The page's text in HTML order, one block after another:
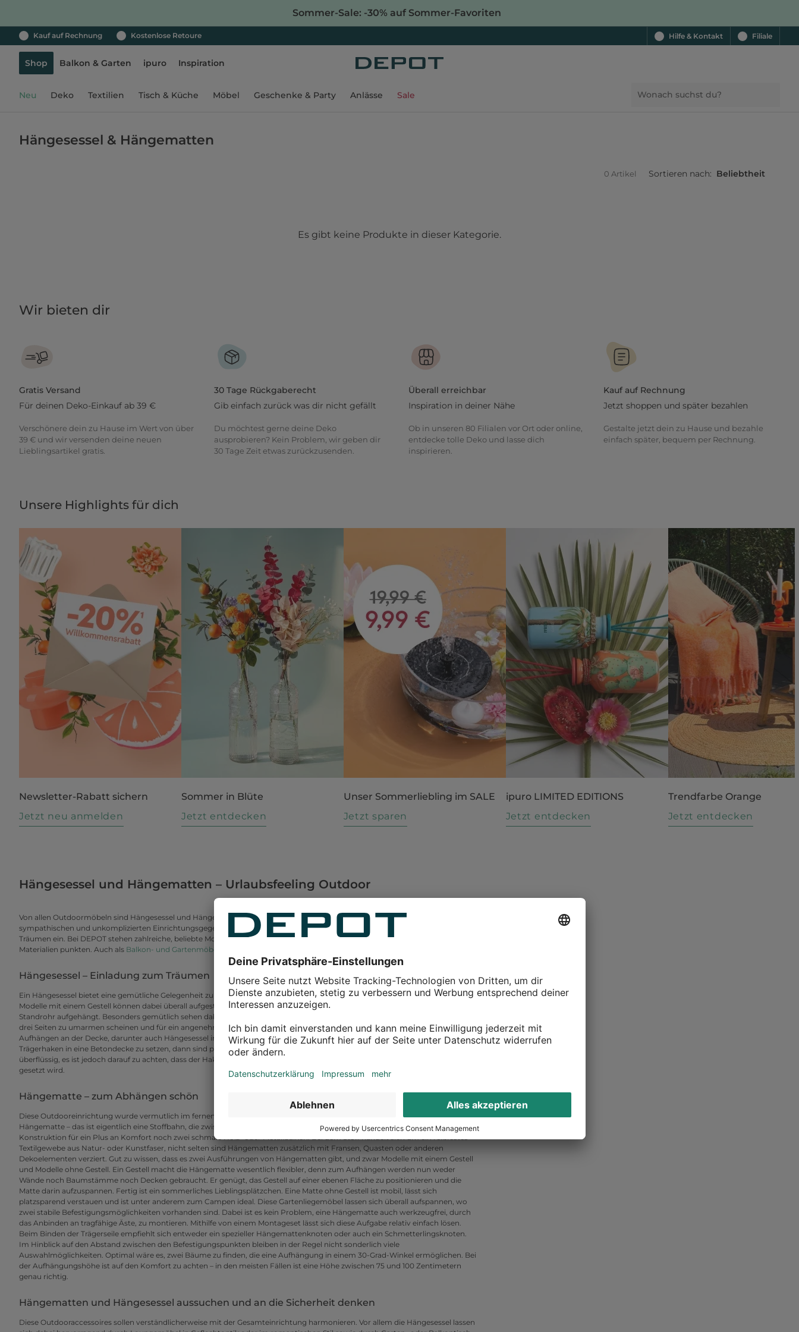
Sommer-Sale: -30% auf Sommer-Favoriten
Kauf auf Rechnung Kostenlose Retoure Hilfe & Kontakt Filiale
Shop Balkon & Garten ipuro Inspiration
Neu Deko Textilien Tisch & Küche Möbel Geschenke & Party Anlässe Sale
Hängesessel & Hängematten
0 Artikel Sortieren nach: Beliebtheit
Es gibt keine Produkte in dieser Kategorie.
Wir bieten dir
Gratis Versand
Für deinen Deko-Einkauf ab 39 €
Verschönere dein zu Hause im Wert von über
39 € und wir versenden deine neuen
Lieblingsartikel gratis.
30 Tage Rückgaberecht
Gib einfach zurück was dir nicht gefällt
Du möchtest gerne deine Deko
ausprobieren? Kein Problem, wir geben dir
30 Tage Zeit etwas zurückzusenden.
Überall erreichbar
Inspiration in deiner Nähe
Ob in unseren 80 Filialen vor Ort oder online,
entdecke tolle Deko und lasse dich
inspirieren.
Kauf auf Rechnung
Jetzt shoppen und später bezahlen
Gestalte jetzt dein zu Hause und bezahle
einfach später, bequem per Rechnung.
Unsere Highlights für dich
Newsletter-Rabatt sichern
Jetzt neu anmelden
Sommer in Blüte
Jetzt entdecken
Unser Sommerliebling im SALE
Jetzt sparen
ipuro LIMITED EDITIONS
Jetzt entdecken
Trendfarbe Orange
Jetzt entdecken
Hängesessel und Hängematten – Urlaubsfeeling Outdoor
Von allen Outdoormöbeln sind Hängesessel und Hängematten wohl die gemütlichsten und außerdem absolute Klassiker. Diese
sympathischen und unkomplizierten Einrichtungsgegenstände verbreiten eine romantisch-lockere Atmosphäre und laden zum
Träumen ein. Bei DEPOT stehen zahlreiche, beliebte Modelle zur Auswahl, die mit ihrer effektvollen Optik und hochwertigen
Materialien punkten. Auch als Balkon- und Gartenmöbel
Hängesessel – Einladung zum Träumen
Ein Hängesessel bietet eine gemütliche Gelegenheit zum Schmökern und Nachdenken, zum Träumen und Musikhören an. Die
Modelle mit einem Gestell können dabei überall aufgestellt werden, denn ein solcher Sessel ist bereits an einem robusten
Standrohr aufgehängt. Besonders gemütlich sehen dabei Modelle aus luftigem Rattangeflecht aus, welche den Sitzenden von
drei Seiten zu umarmen scheinen und für ein angenehmes Gefühlt der Geborgenheit sorgen. Alternativ gibt es Hängesessel zum
Aufhängen an der Decke, darunter auch Hängesessel im Vintage-Style oder auch im zeitlosen Look. Wenn es darum geht, den
Trägerhaken in eine Betondecke zu setzen, dann sind passende Dübel ein Muss. Im Falle einer Holzdecke sind die Dübel
überflüssig, es ist jedoch darauf zu achten, dass der Haken nicht in die Holzverkleidung, sondern in einen tragenden Balken
gesetzt wird.
Hängematte – zum Abhängen schön
Diese Outdooreinrichtung wurde vermutlich im fernen Haiti erfunden und ist denkbar unkompliziert aufgebaut. Eine
Hängematte – das ist eigentlich eine Stoffbahn, die zwischen zwei Punkten locker aufgespannt ist. In der Regel gehören zur
Konstruktion für ein Plus an Komfort noch zwei schmale Holz- oder Metallbalken. Bei dem Stoff handelt sich um ein reißfestes
Textilgewebe aus Natur- oder Kunstfaser, nicht selten sind Hängematten zusätzlich mit Fransen, Quasten oder anderen
Dekoelementen verziert. Gut zu wissen, dass es zwei Ausführungen von Hängematten gibt, und zwar Modelle mit einem Gestell
und Modelle ohne Gestell. Ein Gestell macht die Hängematte wesentlich flexibler, denn zum Aufhängen werden nun weder
Wände noch Baumstämme noch Decken gebraucht. Er genügt, das Gestell auf einer ebenen Fläche zu positionieren und die
Matte darin aufzuspannen. Fertig ist ein sommerliches Lieblingsplätzchen. Eine Matte ohne Gestell ist mobil, lässt sich
platzsparend verstauen und ist unter anderem zum Campen ideal. Diese Gartenliegemöbel lassen sich überall aufspannen, wo
zwei stabile Befestigungsmöglichkeiten vorhanden sind. Dabei ist es kein Problem, eine Hängematte auch werkzeugfrei, durch
das Anbinden an tragfähige Äste, zu montieren. Mithilfe von einem Montageset lässt sich diese Aufgabe relativ einfach lösen.
Beim Binden der Trägerseile empfiehlt sich entweder ein spezieller Hängemattenknoten oder auch ein Schmetterlingsknoten.
Im Hinblick auf den Abstand zwischen den Befestigungspunkten bleiben in der Regel nicht sonderlich viele
Auswahlmöglichkeiten. Optimal wäre es, zwei Bäume zu finden, die eine Aufhängung in einem 30-Grad-Winkel ermöglichen. Bei
der Aufhängungshöhe ist auf den Komfort zu achten – in den meisten Fällen ist eine Höhe zwischen 75 und 100 Zentimetern
genau richtig.
Hängematten und Hängesessel aussuchen und an die Sicherheit denken
Diese Outdooraccessoires sollen verständlicherweise mit der Gesamteinrichtung harmonieren. Vor allem die Hängesessel lassen